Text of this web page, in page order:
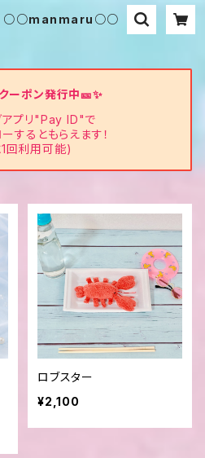
| ○○manmaru○○
ーポン発行中🎫✨
アプリ"Pay ID"で
するともらえます！
回利用可能)
ロブスター
¥2,100